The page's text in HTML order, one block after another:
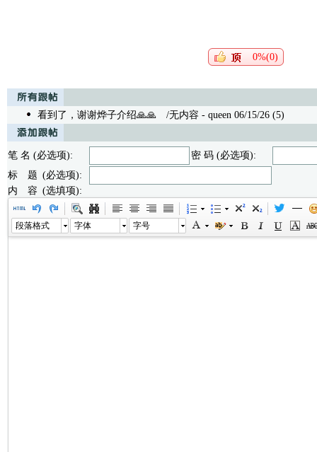
0%(0)
看到了，谢谢烨子介绍🙏🙏 /无内容 - queen 06/15/26 (5)
笔 名 (必选项):
密 码 (必选项):
标 题 (必选项):
内 容 (选填项):
段落格式 字体 字号